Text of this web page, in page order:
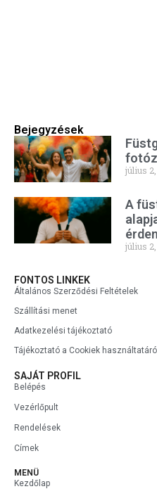
Bejegyzések
július
A
július
FONTOS LINKEK
Általános Szerződési Feltételek
Szállítási menet
Adatkezelési tájékoztató
Tájékoztató a Cookiek használtatáról
SAJÁT PROFIL
Belépés
Vezérlőpult
Rendelések
Címek
MENÜ
Kezdőlap